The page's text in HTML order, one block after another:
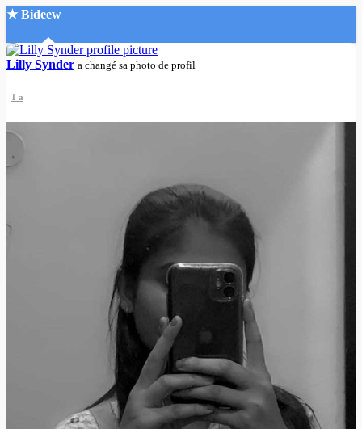
★ Bideew
Accueil
Connexion
Créer un compte
Mode nuit
Lilly Synder a changé sa photo de profil
1 a